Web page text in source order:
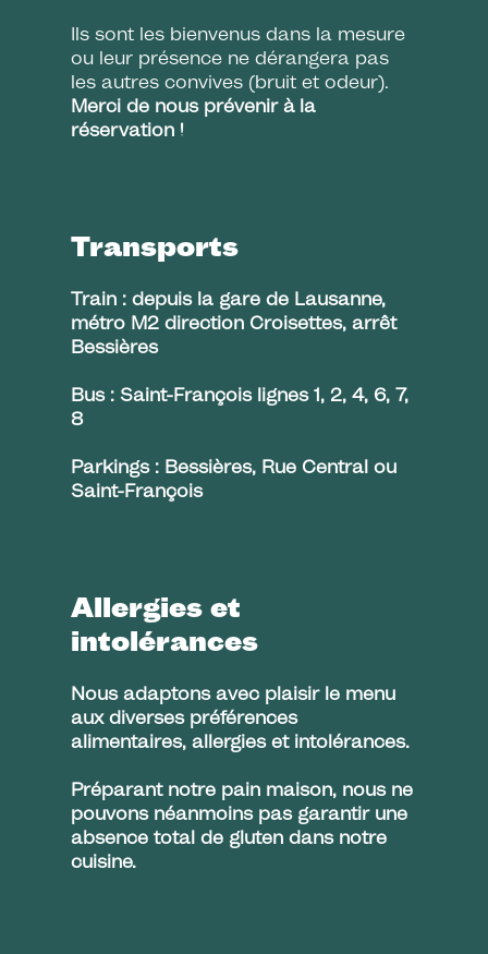
Ils sont les bienvenus dans la mesure
ou leur présence ne dérangera pas
les autres convives (bruit et odeur).
Merci de nous prévenir à la
réservation !
Transports
Train : depuis la gare de Lausanne,
métro M2 direction Croisettes, arrêt
Bessières
Bus : Saint-François lignes 1, 2, 4, 6, 7,
8
Parkings : Bessières, Rue Central ou
Saint-François
Allergies et
intolérances
Nous adaptons avec plaisir le menu
aux diverses préférences
alimentaires, allergies et intolérances.
Préparant notre pain maison, nous ne
pouvons néanmoins pas garantir une
absence total de gluten dans notre
cuisine.